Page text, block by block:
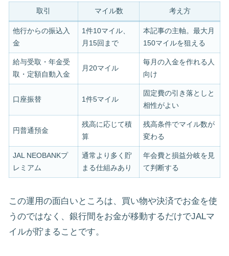
取引 マイル数 考え方
他行からの振込入
金
1件10マイル、
月15回まで
本記事の主軸。最大月
150マイルを狙える
給与受取・年金受
取・定額自動入金
月20マイル
毎月の入金を作れる人
向け
口座振替 1件5マイル
固定費の引き落としと
相性がよい
円普通預金
残高に応じて積
算
残高条件でマイル数が
変わる
JAL NEOBANKプ
レミアム
通常より多く貯
まる仕組みあり
年会費と損益分岐を見
て判断する
この運用の面白いところは、買い物や決済でお金を使
うのではなく、銀行間をお金が移動するだけでJALマ
イルが貯まることです。